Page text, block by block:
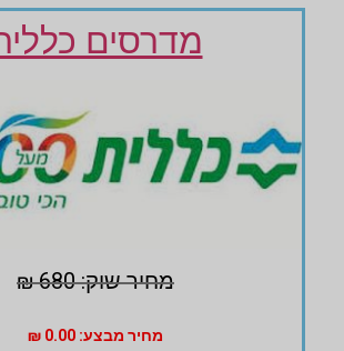
מדרסים
מחיר שוק: 680 ₪
מחיר מבצע: 0.00 ₪